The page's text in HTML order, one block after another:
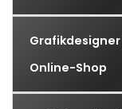
Online-Shop